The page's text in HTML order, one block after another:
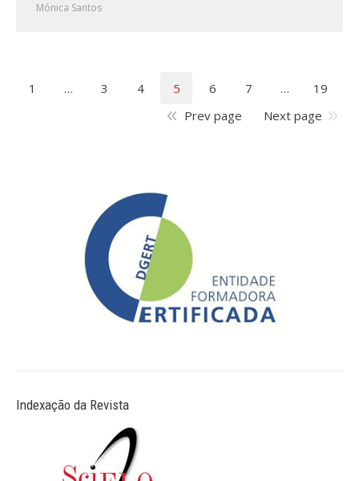
Mónica Santos
1 … 3 4 5 6 7 …
19
Prev page
Next page
Indexação da Revista